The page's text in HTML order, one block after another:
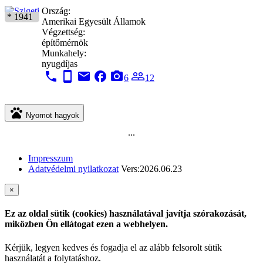
* 1941
Ország:
Amerikai Egyesült Államok
Végzettség:
építőmérnök
Munkahely:
nyugdíjas
phone stay_current_portrait email facebook camera_alt6 people_outline12
pets Nyomot hagyok
...
Impresszum
Adatvédelmi nyilatkozat Vers:2026.06.23
×
Ez az oldal sütik (cookies) használatával javítja szórakozását,
miközben Ön ellátogat ezen a webhelyen.
Kérjük, legyen kedves és fogadja el az alább felsorolt sütik
használatát a folytatáshoz.